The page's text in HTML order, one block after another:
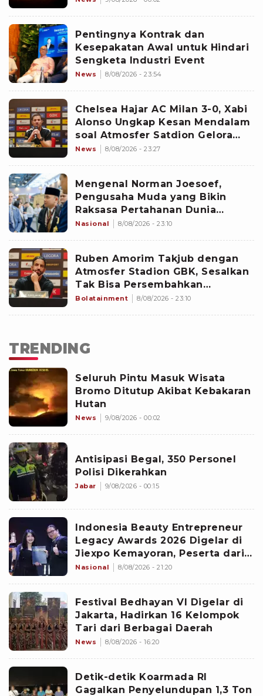
Pentingnya Kontrak dan
Kesepakatan Awal untuk Hindari
Sengketa Industri Event
News 8/08/2026 - 23:54
Chelsea Hajar AC Milan 3-0, Xabi
Alonso Ungkap Kesan Mendalam
soal Atmosfer Satdion Gelora
Bung Karno
News 8/08/2026 - 23:27
Mengenal Norman Joesoef,
Pengusaha Muda yang Bikin
Raksasa Pertahanan Dunia
Kepincut Indonesia
Nasional 8/08/2026 - 23:10
Ruben Amorim Takjub dengan
Atmosfer Stadion GBK, Sesalkan
Tak Bisa Persembahkan
Kemenangan untuk Milanisti
Bolatainment 8/08/2026 - 23:10
TRENDING
Seluruh Pintu Masuk Wisata
Bromo Ditutup Akibat Kebakaran
Hutan
News 9/08/2026 - 00:02
Antisipasi Begal, 350 Personel
Polisi Dikerahkan
Jabar 9/08/2026 - 00:15
Indonesia Beauty Entrepreneur
Legacy Awards 2026 Digelar di
Jiexpo Kemayoran, Peserta dari
4 Negara Adu Karya PMU
Nasional 8/08/2026 - 21:20
Festival Bedhayan VI Digelar di
Jakarta, Hadirkan 16 Kelompok
Tari dari Berbagai Daerah
News 8/08/2026 - 16:20
Detik-detik Koarmada RI
Gagalkan Penyelundupan 1,3 Ton